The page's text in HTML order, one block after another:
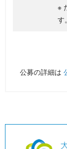
※
す。
公募の詳細は